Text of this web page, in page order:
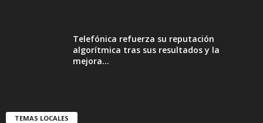
Telefónica refuerza su reputación
algorítmica tras sus resultados y la
mejora...
TEMAS LOCALES